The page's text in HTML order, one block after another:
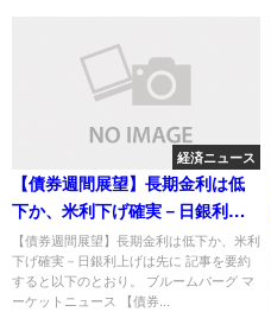
経済ニュース
【債券週間展望】長期金利は低
下か、米利下げ確実－日銀利上
げは先に
【債券週間展望】長期金利は低下か、米利
下げ確実－日銀利上げは先に 記事を要約
すると以下のとおり。 ブルームバーグ マ
ーケットニュース 【債券...